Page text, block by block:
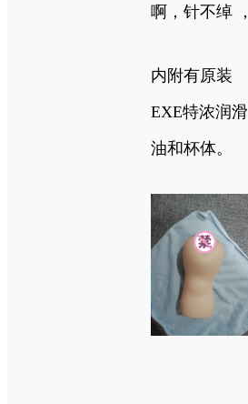
啊，针不绰 ，
内附有原装
EXE特浓润滑
油和杯体。